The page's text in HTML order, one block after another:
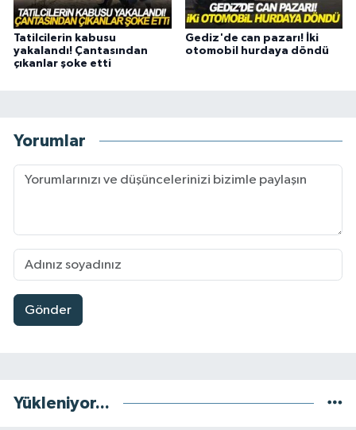
Tatilcilerin kabusu
yakalandı! Çantasından
çıkanlar şoke etti
Gediz'de can pazarı! İki
otomobil hurdaya döndü
Yorumlar
Gönder
Yükleniyor...